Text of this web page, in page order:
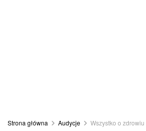
Strona główna Audycje Wszystko o zdrowiu